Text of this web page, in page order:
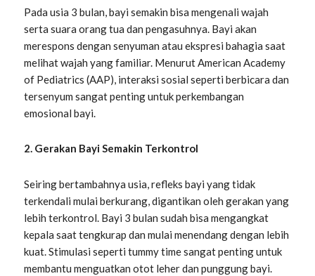
Pada usia 3 bulan, bayi semakin bisa mengenali wajah
serta suara orang tua dan pengasuhnya. Bayi akan
merespons dengan senyuman atau ekspresi bahagia saat
melihat wajah yang familiar. Menurut American Academy
of Pediatrics (AAP), interaksi sosial seperti berbicara dan
tersenyum sangat penting untuk perkembangan
emosional bayi.
2. Gerakan Bayi Semakin Terkontrol
Seiring bertambahnya usia, refleks bayi yang tidak
terkendali mulai berkurang, digantikan oleh gerakan yang
lebih terkontrol. Bayi 3 bulan sudah bisa mengangkat
kepala saat tengkurap dan mulai menendang dengan lebih
kuat. Stimulasi seperti tummy time sangat penting untuk
membantu menguatkan otot leher dan punggung bayi.